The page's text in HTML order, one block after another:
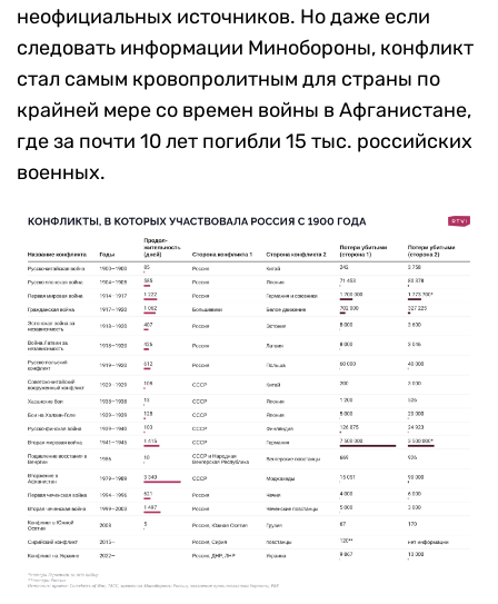
неофициальных источников. Но даже если
следовать информации Минобороны, конфликт
стал самым кровопролитным для страны по
крайней мере со времен войны в Афганистане,
где за почти 10 лет погибли 15 тыс. российских
военных.